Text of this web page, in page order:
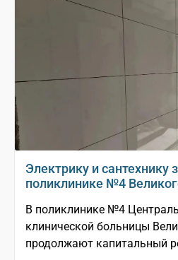
Электрику и сантехнику
поликлинике №4
В поликлинике №4
клинической больницы
продолжают капитальный